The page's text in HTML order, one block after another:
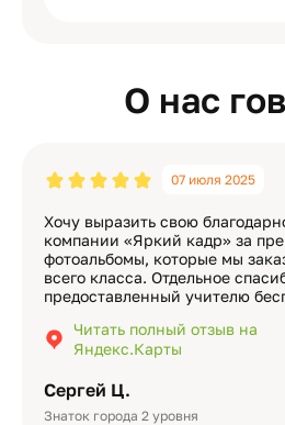
О нас
Сергей Ц.
Знаток города 2 уровня
07 июля 2025
Хочу выразить свою
компании «Яркий кадр» за
фотоальбомы, которые мы
всего класса. Отдельное
предоставленный учителю
подчёркивает значимость
Качество альбомов на высшем
Читать полный отзыв на
Яндекс.Карты